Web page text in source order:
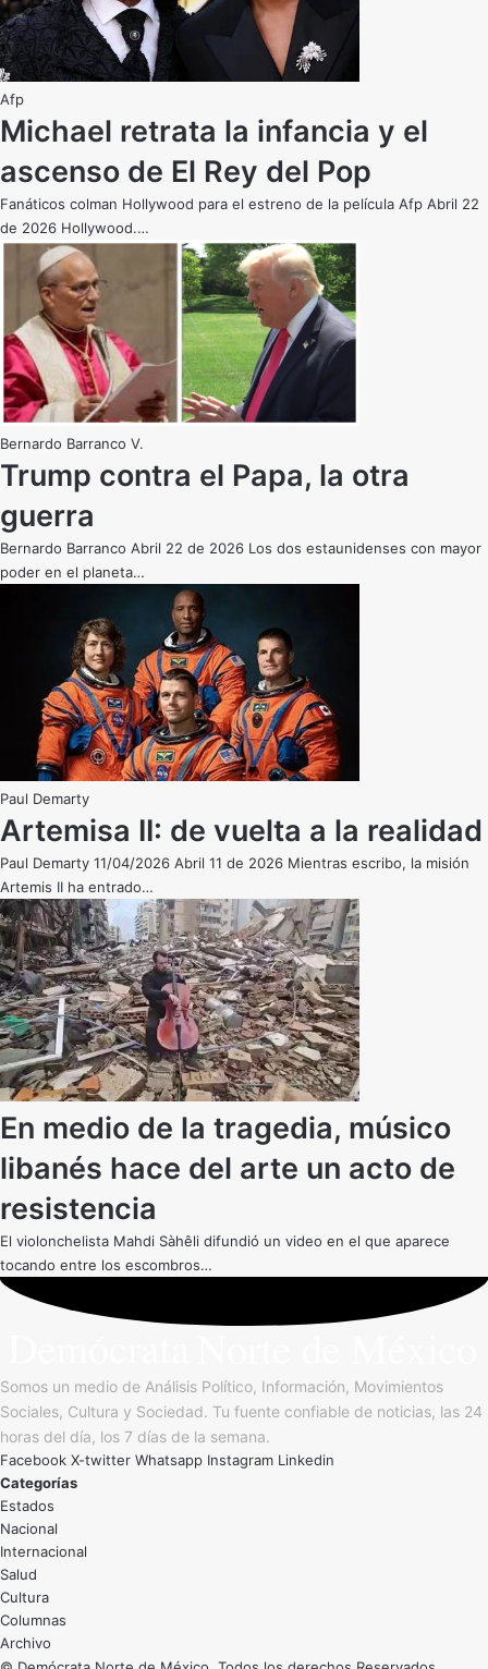
Afp
Michael retrata la infancia y el
ascenso de El Rey del Pop
Fanáticos colman Hollywood para el estreno de la película Afp Abril 22
de 2026 Hollywood.…
Bernardo Barranco V.
Trump contra el Papa, la otra
guerra
Bernardo Barranco Abril 22 de 2026 Los dos estaunidenses con mayor
poder en el planeta…
Paul Demarty
Artemisa II: de vuelta a la realidad
Paul Demarty 11/04/2026 Abril 11 de 2026 Mientras escribo, la misión
Artemis II ha entrado…
En medio de la tragedia, músico
libanés hace del arte un acto de
resistencia
El violonchelista Mahdi Sàhêli difundió un video en el que aparece
tocando entre los escombros…
Somos un medio de Análisis Político, Información, Movimientos
Sociales, Cultura y Sociedad. Tu fuente confiable de noticias, las 24
horas del día, los 7 días de la semana.
Facebook X-twitter Whatsapp Instagram Linkedin
Categorías
Estados
Nacional
Internacional
Salud
Cultura
Archivo